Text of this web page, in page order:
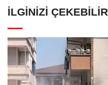
İLGINIZI ÇEKEBILIR